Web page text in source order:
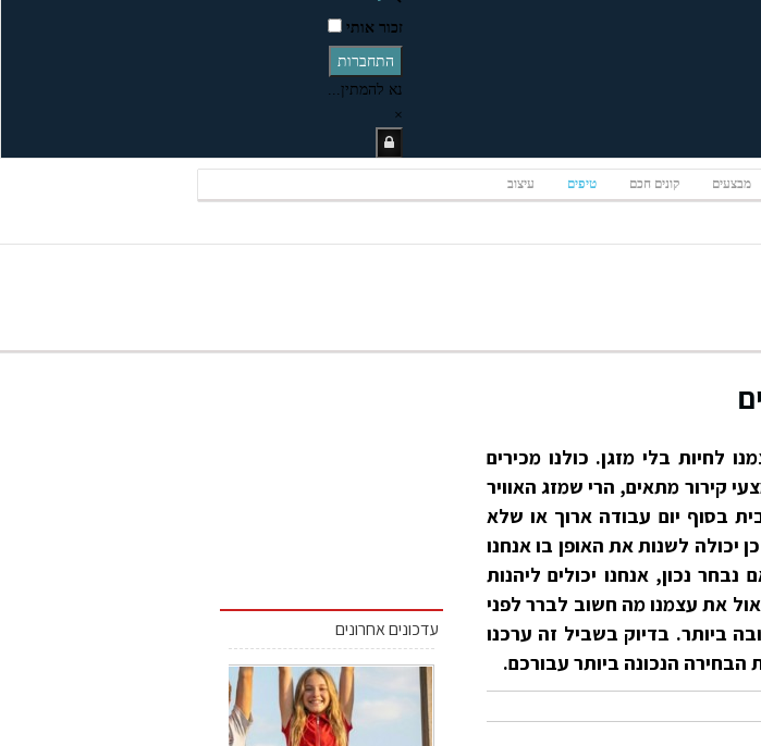
זכור אותי
התחברות
נא להמתין...
×
מבצעים קונים חכם טיפים עיצוב
לחיות בלי מזגן. כולנו מכירים
קירור מתאים, הרי שמזג האוויר
בסוף יום עבודה ארוך או שלא
יכולה לשנות את האופן בו אנחנו
נכון, אנחנו יכולים ליהנות
את עצמנו מה חשוב לברר לפני
ביותר. בדיוק בשביל זה ערכנו
הנכונה ביותר עבורכם.
עדכונים אחרונים